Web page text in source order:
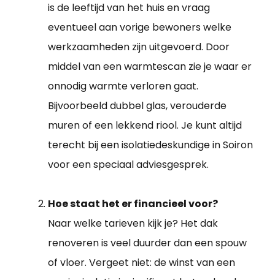
is de leeftijd van het huis en vraag
eventueel aan vorige bewoners welke
werkzaamheden zijn uitgevoerd. Door
middel van een warmtescan zie je waar er
onnodig warmte verloren gaat.
Bijvoorbeeld dubbel glas, verouderde
muren of een lekkend riool. Je kunt altijd
terecht bij een isolatiedeskundige in Soiron
voor een speciaal adviesgesprek.
Hoe staat het er financieel voor?
Naar welke tarieven kijk je? Het dak
renoveren is veel duurder dan een spouw
of vloer. Vergeet niet: de winst van een